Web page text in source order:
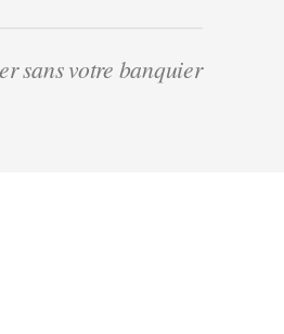
sans votre banquier